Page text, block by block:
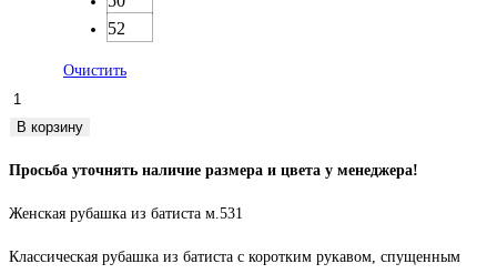
52
Очистить
Количество
товара
женская
м.531
В корзину
Просьба уточнять наличие размера и цвета у менеджера!
Женская рубашка из батиста м.531
Классическая рубашка из батиста с коротким рукавом, спущенным